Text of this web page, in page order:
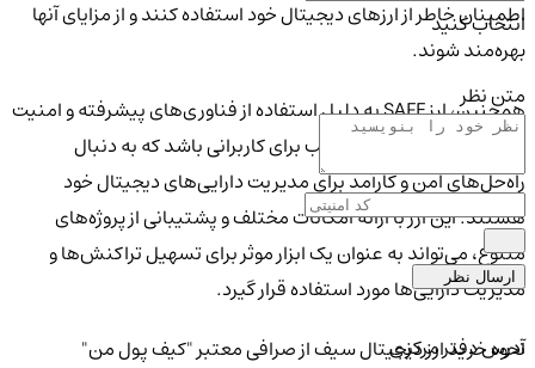
اطمینان خاطر از ارزهای دیجیتال خود استفاده کنند و از مزایای آنها
بهره‌مند شوند.
همچنین، ارز SAFE به دلیل استفاده از فناوری‌های پیشرفته و امنیت
بالا، می‌تواند گزینه‌ای مناسب برای کاربرانی باشد که به دنبال
راه‌حل‌های امن و کارآمد برای مدیریت دارایی‌های دیجیتال خود
هستند. این ارز با ارائه امکانات مختلف و پشتیبانی از پروژه‌های
متنوع، می‌تواند به عنوان یک ابزار موثر برای تسهیل تراکنش‌ها و
مدیریت دارایی‌ها مورد استفاده قرار گیرد.
نحوه خرید ارز دیجیتال سیف از صرافی معتبر "کیف پول من"
انتخاب کنید
متن نظر
ارسال نظر
آدرس دفتر مرکزی